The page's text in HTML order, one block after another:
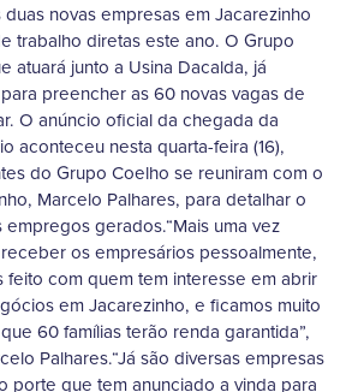
novas empresas em Jacarezinho
trabalho diretas este ano. O Grupo
atuará junto a Usina Dacalda, já
preencher as 60 novas vagas de
O anúncio oficial da chegada da
aconteceu nesta quarta-feira (16),
do Grupo Coelho se reuniram com o
Marcelo Palhares, para detalhar o
gerados.“Mais uma vez
os empresários pessoalmente,
com quem tem interesse em abrir
em Jacarezinho, e ficamos muito
60 famílias terão renda garantida”,
Palhares.“Já são diversas empresas
porte que tem anunciado a vinda para